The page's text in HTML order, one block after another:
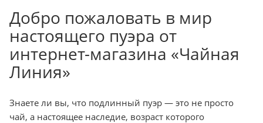
Добро пожаловать в мир
настоящего пуэра от
интернет-магазина «Чайная
Линия»
Знаете ли вы, что подлинный пуэр — это не просто
чай, а настоящее наследие, возраст которого